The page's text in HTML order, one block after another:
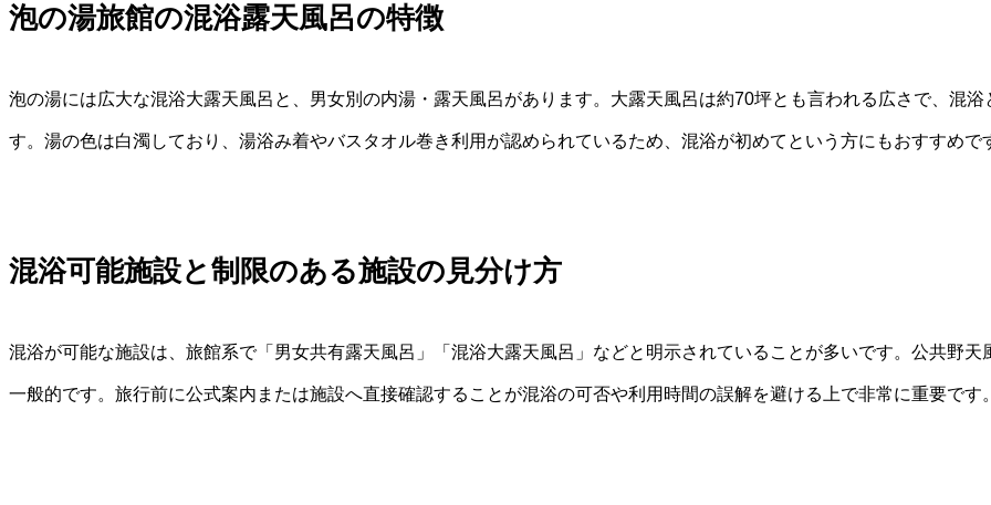
泡の湯旅館の混浴露天風呂の特徴
泡の湯には広大な混浴大露天風呂と、男女別の内湯・露天風呂があります。大露天風呂は約70坪とも言われる広さで、混
す。湯の色は白濁しており、湯浴み着やバスタオル巻き利用が認められているため、混浴が初めてという方にもおすすめで
混浴可能施設と制限のある施設の見分け方
混浴が可能な施設は、旅館系で「男女共有露天風呂」「混浴大露天風呂」などと明示されていることが多いです。公共野
一般的です。旅行前に公式案内または施設へ直接確認することが混浴の可否や利用時間の誤解を避ける上で非常に重要です